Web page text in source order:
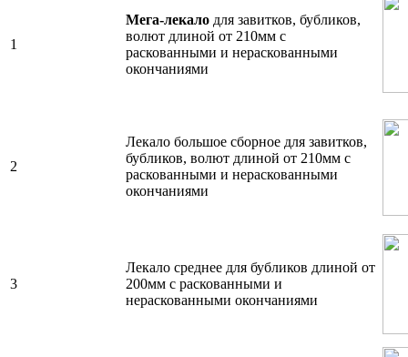
1
Мега-лекало для завитков, бубликов,
волют длиной от 210мм с
раскованными и нераскованными
окончаниями
2
Лекало большое сборное для завитков,
бубликов, волют длиной от 210мм с
раскованными и нераскованными
окончаниями
3
Лекало среднее для бубликов длиной от
200мм с раскованными и
нераскованными окончаниями